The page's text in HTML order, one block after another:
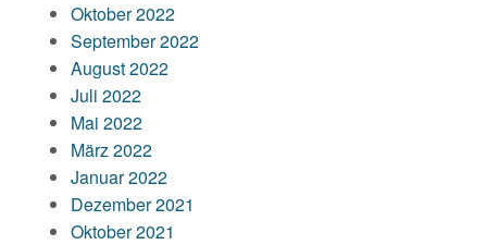
Oktober 2022
September 2022
August 2022
Juli 2022
Mai 2022
März 2022
Januar 2022
Dezember 2021
Oktober 2021